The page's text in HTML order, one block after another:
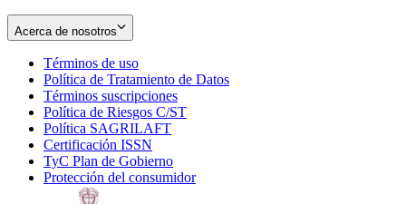
Acerca de nosotros
Términos de uso
in
new
window
Política de Tratamiento de Datos
Términos suscripciones
in
Política de Riesgos C/ST
Política SAGRILAFT
new
window
Certificación ISSN
in
new
TyC Plan de Gobierno
in
Protección del consumidorOpens